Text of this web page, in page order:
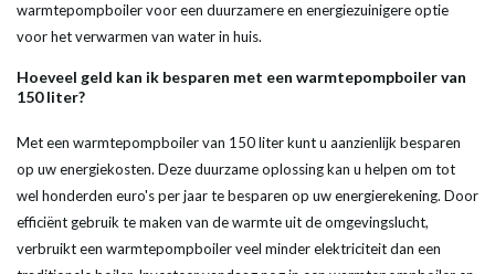
warmtepompboilervoor een duurzamere en energiezuinigere optie
voor het verwarmen van waterin huis.
Hoeveel geld kan ik besparen met een warmtepompboilervan
150liter?
Met een warmtepompboilervan 150literkunt u aanzienlijk besparen
op uw energiekosten. Deze duurzame oplossing kan u helpen om tot
wel honderden euro's per jaar te besparen op uw energierekening. Door
efficiënt gebruik te maken van dewarmteuit de omgevingslucht,
verbruikt een warmtepompboilerveel minder elektriciteit dan een